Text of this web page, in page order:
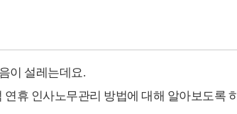
이 설레는데요.
휴 인사노무관리 방법에 대해 알아보도록